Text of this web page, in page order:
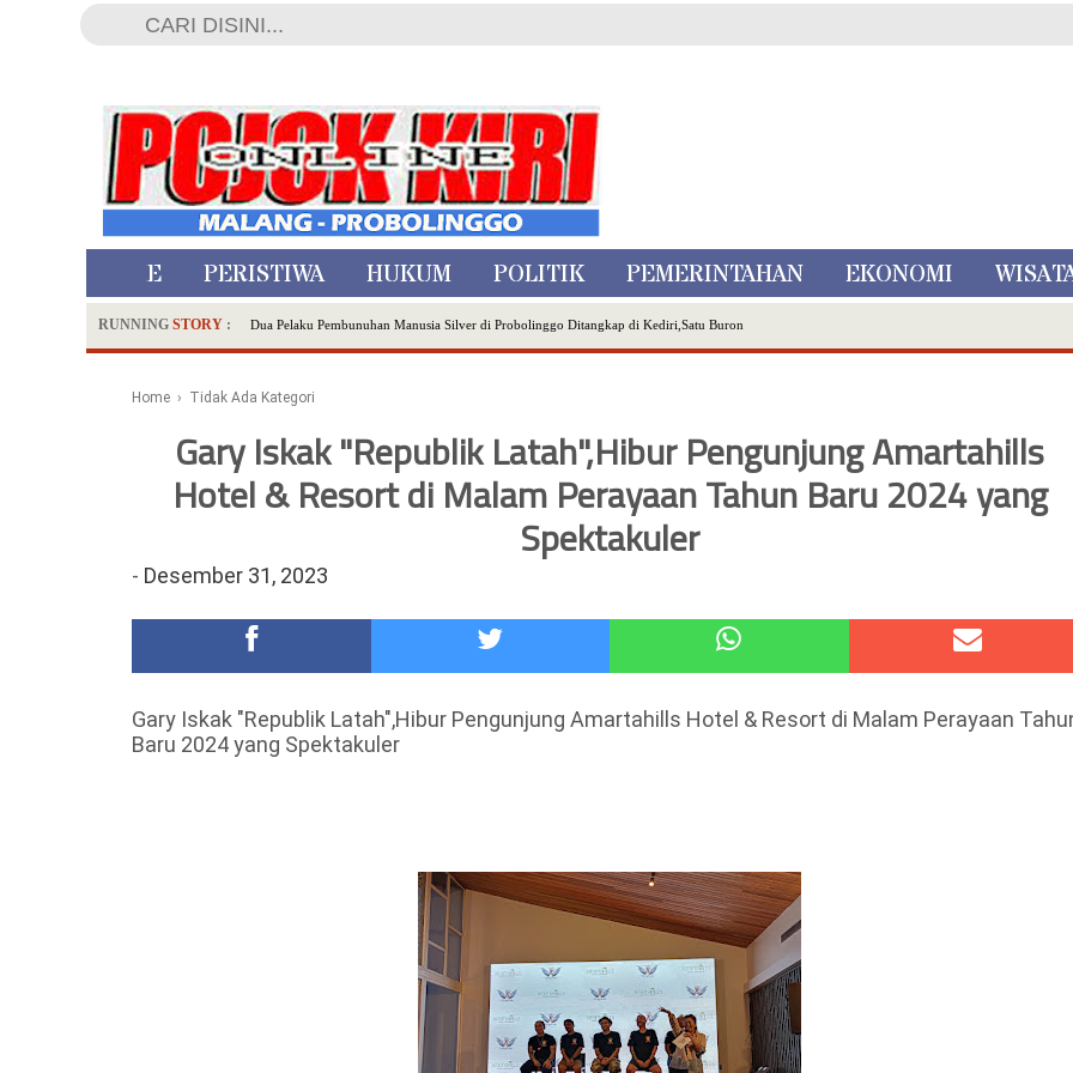
HOME PERISTIWA HUKUM POLITIK PEMERINTAHAN EKONOMI
RUNNING STORY : Dua Pelaku Pembunuhan Manusia Silver di Probolinggo Ditangkap di Kediri,Satu Buron
SDN Sumberejo 02 Kota Batu Kembangkan Program Inovasi Literasi Melalui LASKAR JODA, Usung Filosofi Gelar Sehelai Tikar
Polsek Wonoasih Perkuat Ketahanan Pangan Lewat Dialog Bersama Petani
RILIS RAPAT PLENO TERBUKA PEMUTAKHIRAN DATA PEMILIH BERKELANJUTAN (PDPB) TRIWULAN II
Tugu Tirta Usung 'Smart Water City' di Indonesia City Expo APEKSI XVIII Medan
Meriah,Peringati Hari Bhayangkara ke-80,Polres Batu Gelar Kapolres Cup 9 Ball Tournament,Gandeng Carabao Bistro & Pool Batu HQ Total
DKD PERADI Malang Jatuhkan Putusan Pelanggaran Kode Etik Advokat, Abd. Aziz Divonis Bersalah
Home › Tidak Ada Kategori
Gary Iskak "Republik Latah",Hibur Pengunjung Amartahills
Hotel & Resort di Malam Perayaan Tahun Baru 2024 yang
Spektakuler
- Desember 31, 2023
Gary Iskak "Republik Latah",Hibur Pengunjung Amartahills Hotel & Resort di Malam Perayaan
Baru 2024 yang Spektakuler